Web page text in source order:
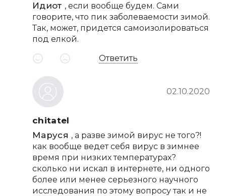
Идиот , если вообще будем. Сами
говорите, что пик заболеваемости зимой.
Так, может, придется самоизолироваться
под елкой.
Ответить
chitatel
02.10.2020
Маруся , а разве зимой вирус не того?!
как вообще ведет себя вирус в зимнее
время при низких температурах?
сколько ни искал в интернете, ни одного
более или менее серьезного научного
исследования по этому вопросу так и не